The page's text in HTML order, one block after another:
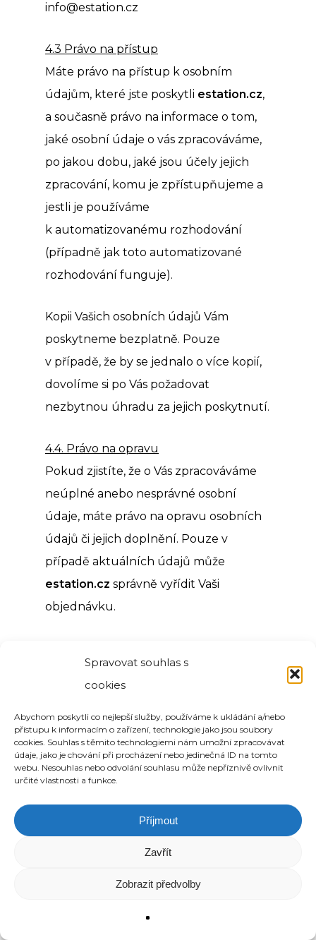
Spravovat souhlas s
cookies
Abychom poskytli co nejlepší služby, používáme k ukládání a/nebo
přístupu k informacím o zařízení, technologie jako jsou soubory
cookies. Souhlas s těmito technologiemi nám umožní zpracovávat
údaje, jako je chování při procházení nebo jedinečná ID na tomto
webu. Nesouhlas nebo odvolání souhlasu může nepříznivě ovlivnit
určité vlastnosti a funkce.
Příjmout
Zavřít
Zobrazit předvolby
info@estation.cz
4.3 Právo na přístup
Máte právo na přístup k osobním
údajům, které jste poskytli estation.cz,
a současně právo na informace o tom,
jaké osobní údaje o vás zpracováváme,
po jakou dobu, jaké jsou účely jejich
zpracování, komu je zpřístupňujeme a
jestli je používáme
k automatizovanému rozhodování
(případně jak toto automatizované
rozhodování funguje).
Kopii Vašich osobních údajů Vám
poskytneme bezplatně. Pouze
v případě, že by se jednalo o více kopií,
dovolíme si po Vás požadovat
nezbytnou úhradu za jejich poskytnutí.
4.4. Právo na opravu
Pokud zjistíte, že o Vás zpracováváme
neúplné anebo nesprávné osobní
údaje, máte právo na opravu osobních
údajů či jejich doplnění. Pouze v
případě aktuálních údajů může
estation.cz správně vyřídit Vaši
objednávku.
Vaším právem je také právo na výmaz
Vašich osobních údajů, které
estation.czo Vaší osobě uchovává a
zpracovává. Abyste mohli vymazání
požadovat, musí být dán jeden z
následujících důvodů:
Vaše osobní údaje již nejsou
potřebné pro účel, pro který byly
Vaše osobní údaje zpracovává
protiprávně;